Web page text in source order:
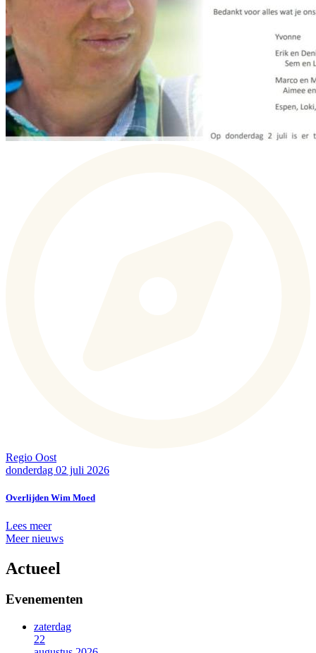
Regio Oost
donderdag 02 juli 2026
Overlijden Wim Moed
Lees meer
Meer nieuws
Actueel
Evenementen
zaterdag
22